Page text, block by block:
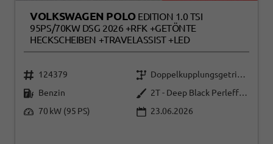
VOLKSWAGEN POLO EDITION 1.0 TSI
95PS/70KW DSG 2026 +RFK +GETÖNTE
HECKSCHEIBEN +TRAVELASSIST +LED
124379
Doppelkupplungsgetriebe (DSG)
Benzin
2T - Deep Black Perleffekt
70 kW (95 PS)
23.06.2026